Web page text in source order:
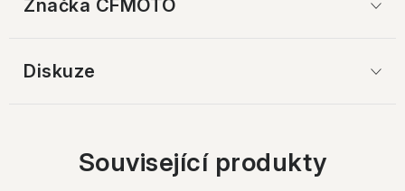
Značka CFMOTO
Diskuze
Související produkty